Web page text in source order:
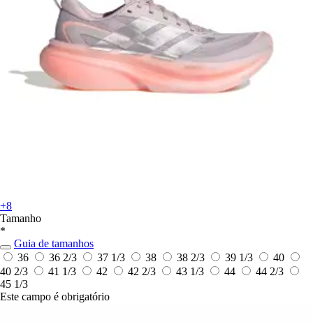
+8
Tamanho
*
Guia de tamanhos
36
36 2/3 37 1/3 38 38 2/3 39 1/3
40
40 2/3
41 1/3 42 42 2/3 43 1/3 44
44 2/3
45 1/3
Este campo é obrigatório